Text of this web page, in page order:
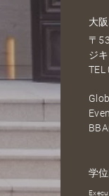
大
〒
ジ
TEL
学